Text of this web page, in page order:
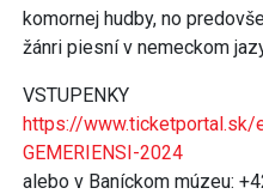
komornej hudby, no
žánri piesní v nemeckom
VSTUPENKY
https://www.ticketportal.sk/
GEMERIENSI-2024
alebo v Baníckom múzeu: